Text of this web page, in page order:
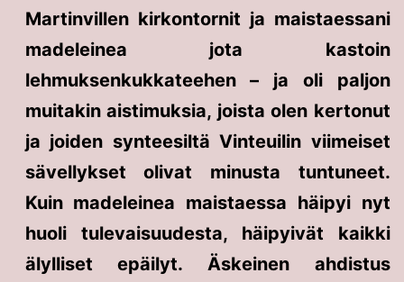
Martinvillen kirkontornit ja maistaessani
madeleinea jota kastoin
lehmuksenkukkateehen – ja oli paljon
muitakin aistimuksia, joista olen kertonut
ja joiden synteesiltä Vinteuilin viimeiset
sävellykset olivat minusta tuntuneet.
Kuin madeleinea maistaessa häipyi nyt
huoli tulevaisuudesta, häipyivät kaikki
älylliset epäilyt. Äskeinen ahdistus